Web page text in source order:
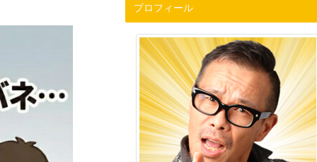
プロフィール